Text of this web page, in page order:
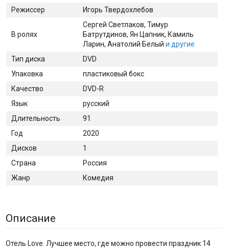
Режиссер Игорь Твердохлебов
В ролях
Сергей Светлаков, Тимур
Батрутдинов, Ян Цапник, Камиль
Ларин, Анатолий Белый и другие
Тип диска
DVD
Упаковка
пластиковый бокс
Качество
DVD-R
Язык
русский
Длительность
91
Год
2020
Дисков
1
Страна
Россия
Жанр
Комедия
Описание
Отель Love. Лучшее место, где можно провести праздник 14